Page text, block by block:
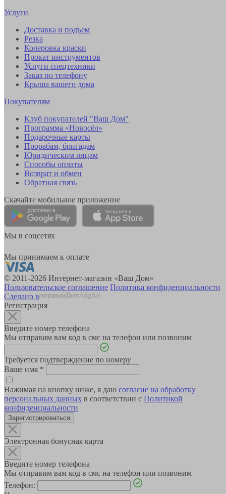
Услуги
Доставка и подъем
Резка
Колеровка краски
Прокат инструментов
Услуги спецтехники
Заказ по телефону
Крыша вашего дома
Покупателям
Клуб покупателей "Ваш Дом"
Программа «Новосёл»
Подарочные карты
Прорабам, бригадам
Юридическим лицам
Способы оплаты
Возврат и обмен
Обратная связь
Скачайте мобильное приложение
Мы в соцсетях
Мы принимаем к оплате
© 2011-2026 Интернет-магазин «Ваш Дом»
Пользовательское соглашение Политика конфиденциальности
Сделано в
Регистрация
Введите номер телефона
Мы отправим вам код в смс на телефон или позвоним
Требуется подтверждение по номеру
Ваше имя *
Нажимая на кнопку ниже, я даю согласие на обработку
персональных данных в соответствии с Политикой
конфиденциальности
Зарегистрироваться
Электронная бонусная карта
Введите номер телефона
Мы отправим вам код в смс на телефон или позвоним
Телефон: